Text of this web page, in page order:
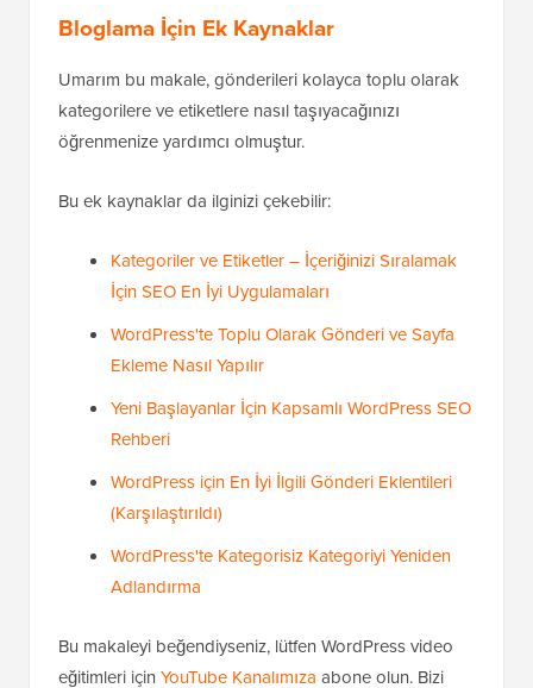
Bloglama İçin Ek Kaynaklar
Umarım bu makale, gönderileri kolayca toplu olarak
kategorilere ve etiketlere nasıl taşıyacağınızı
öğrenmenize yardımcı olmuştur.
Bu ek kaynaklar da ilginizi çekebilir:
Kategoriler ve Etiketler – İçeriğinizi Sıralamak
İçin SEO En İyi Uygulamaları
WordPress'te Toplu Olarak Gönderi ve Sayfa
Ekleme Nasıl Yapılır
Yeni Başlayanlar İçin Kapsamlı WordPress SEO
Rehberi
WordPress için En İyi İlgili Gönderi Eklentileri
(Karşılaştırıldı)
WordPress'te Kategorisiz Kategoriyi Yeniden
Adlandırma
Bu makaleyi beğendiyseniz, lütfen WordPress video
eğitimleri için YouTube Kanalımıza abone olun. Bizi